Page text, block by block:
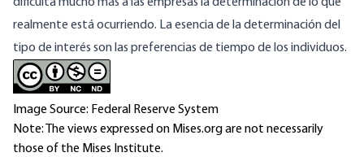
realmente está ocurriendo. La esencia de la determinación del
tipo de interés son las preferencias de tiempo de los individuos.
Image Source: Federal Reserve System
Note: The views expressed on Mises.org are not necessarily
those of the Mises Institute.